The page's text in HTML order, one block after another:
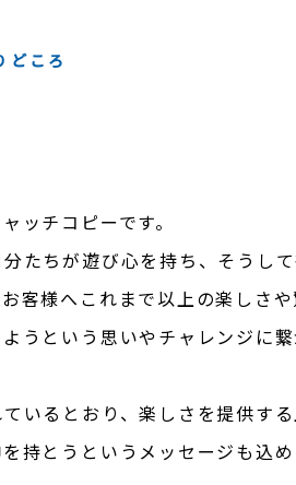
どころ
ッチコピーです。
たちが遊び心を持ち、そうし
客様へこれまで以上の楽しさ
うという思いやチャレンジに
いるとおり、楽しさを提供する
持とうというメッセージも込